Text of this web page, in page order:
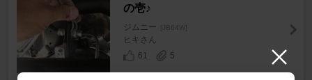
の壱♪
ジムニー [JB64W]
ヒキさん
61
5